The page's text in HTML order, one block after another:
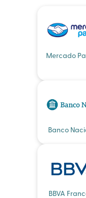
Mercado
Banco
BBVA